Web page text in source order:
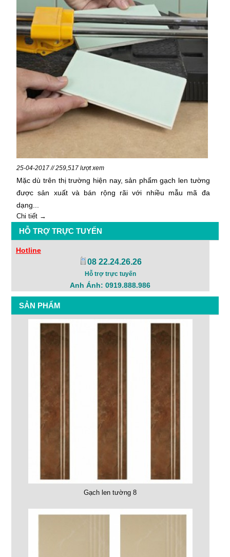
25-04-2017 // 259,517 lượt xem
Mặc dù trên thị trường hiện nay, sản phẩm gạch len tường
được sản xuất và bán rộng rãi với nhiều mẫu mã đa
dạng...
Chi tiết →
HỖ TRỢ TRỰC TUYẾN
Hotline
08 22.24.26.26
Hỗ trợ trực tuyến
Anh Ánh: 0919.888.986
SẢN PHẨM
Gạch len tường 8